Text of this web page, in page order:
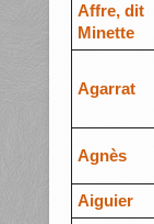
Affre, dit
Minette
Agarrat
Agnès
Aiguier